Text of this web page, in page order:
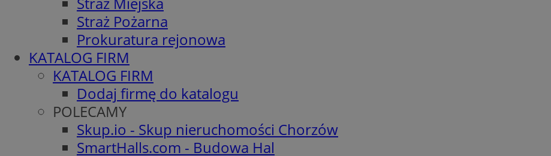
Straż Pożarna
Prokuratura rejonowa
KATALOG FIRM
KATALOG FIRM
Dodaj firmę do katalogu
POLECAMY
Skup.io - Skup nieruchomości Chorzów
SmartHalls.com - Budowa Hal